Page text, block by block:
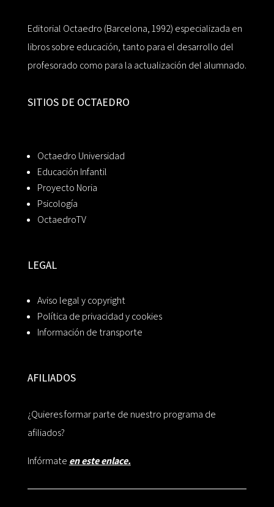
Editorial Octaedro (Barcelona, 1992) especializada en
libros sobre educación, tanto para el desarrollo del
profesorado como para la actualización del alumnado.
SITIOS DE OCTAEDRO
Octaedro Universidad
Educación Infantil
Proyecto Noria
Psicología
OctaedroTV
LEGAL
Aviso legal y copyright
Política de privacidad y cookies
Información de transporte
AFILIADOS
¿Quieres formar parte de nuestro programa de
afiliados?
Infórmate en este enlace.